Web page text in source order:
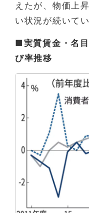
えたが、物価上
い状況が続いてい
■実質賃金・名
び率推移